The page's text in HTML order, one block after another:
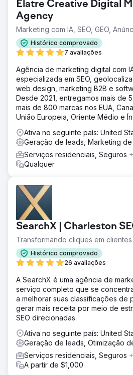
Elatre Creative Digital
Agency
Marketing com IA, SEO, GEO,
Histórico comprovado
7 avaliações
Agência de marketing digital com
especializada em SEO,
web design, marketing B2B e
Desde 2021, entregamos mais de
mais de 800 marcas nos EUA,
União Europeia, Oriente Médio e
Ativa no seguinte país: United
Geração de leads, Marketing
Serviços residenciais, Seguros
Qualquer
SearchX | Charleston
Transformando cliques em clientes
Histórico comprovado
26 avaliações
A SearchX é uma agência de
serviço completo que se
a melhorar suas classificações de
gerar mais receita por meio de
SEO direcionadas.
Ativa no seguinte país: United
Geração de leads, Otimização
Serviços residenciais, Seguros
A partir de $1,000